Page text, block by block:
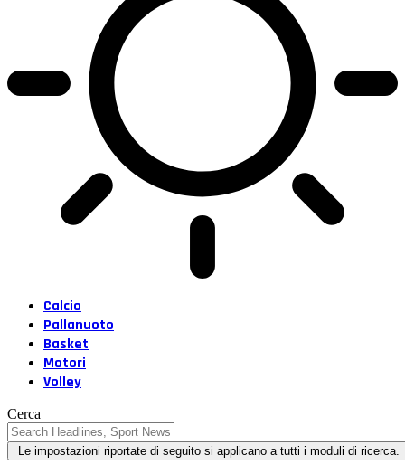
Calcio
Pallanuoto
Basket
Motori
Volley
Cerca